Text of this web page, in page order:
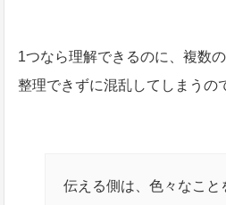
1つなら理解できるのに、複数
整理できずに混乱してしまうの
伝える側は、色々なこと